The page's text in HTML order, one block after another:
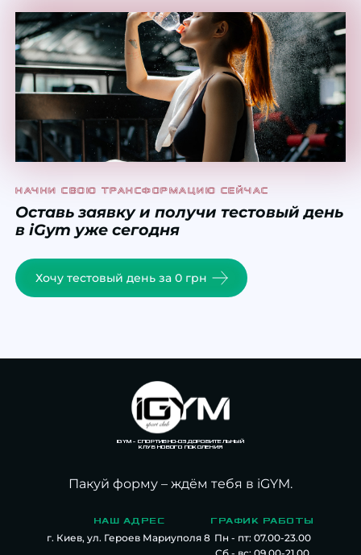
НАЧНИ СВОЮ ТРАНСФОРМАЦИЮ СЕЙЧАС
Оставь заявку и получи тестовый день
в iGym уже сегодня
Хочу тестовый день за 0 грн
IGYM – СПОРТИВНО-ОЗДОРОВИТЕЛЬНЫЙ
КЛУБ НОВОГО ПОКОЛЕНИЯ
Пакуй форму – ждём тебя в iGYM.
НАШ АДРЕС
г. Киев, ул. Героев Мариуполя 8
ГРАФИК РАБОТЫ
Пн - пт: 07.00-23.00